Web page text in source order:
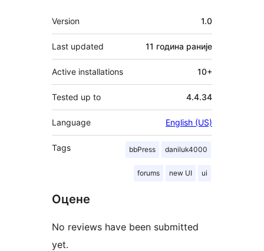
Мета
Version 1.0
Last updated 11 година раније
Active installations 10+
Tested up to 4.4.34
Language English (US)
Tags bbPress daniluk4000
forums new UI ui
Оцене
No reviews have been submitted
yet.